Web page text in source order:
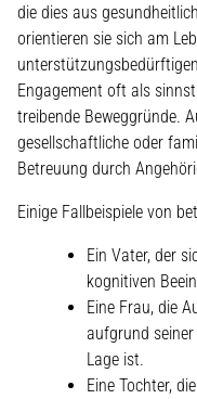
die dies aus
orientieren sie sich am
Engagement oft als
treibende Beweggründe.
gesellschaftliche oder
Betreuung durch
Einige Fallbeispiele von
Ein Vater, der
kognitiven
Eine Frau, die
aufgrund
Lage ist.
Eine Tochter,